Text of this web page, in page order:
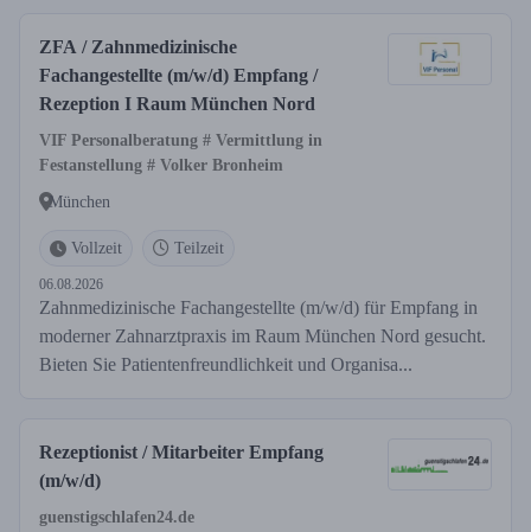
ZFA / Zahnmedizinische
Fachangestellte (m/w/d) Empfang /
Rezeption I Raum München Nord
VIF Personalberatung # Vermittlung in
Festanstellung # Volker Bronheim
München
Vollzeit Teilzeit
06.08.2026
Zahnmedizinische Fachangestellte (m/w/d) für Empfang in
moderner Zahnarztpraxis im Raum München Nord gesucht.
Bieten Sie Patientenfreundlichkeit und Organisa...
Rezeptionist / Mitarbeiter Empfang
(m/w/d)
guenstigschlafen24.de